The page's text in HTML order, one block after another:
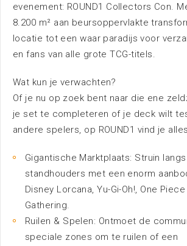
Nieuws
Omgeving
evenement: ROUND1 Collectors Con.
8.200 m² aan beursoppervlakte
locatie tot een waar paradijs voor
en fans van alle grote TCG-titels.
Wat kun je verwachten?
Of je nu op zoek bent naar die ene
je set te completeren of je deck wilt
andere spelers, op ROUND1 vind je
Gigantische Marktplaats: Struin
standhouders met een enorm
Disney Lorcana, Yu-Gi-Oh!, One
Gathering.
Ruilen & Spelen: Ontmoet de
speciale zones om te ruilen of een